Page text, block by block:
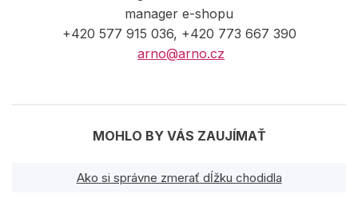
manager e-shopu
+420 577 915 036, +420 773 667 390
arno@arno.cz
MOHLO BY VÁS ZAUJÍMAŤ
Ako si správne zmerať dĺžku chodidla